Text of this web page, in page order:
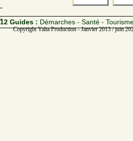
12 Guides : Démarches - Santé -
Copyright Yalta Production - Janvier 2013 / juin